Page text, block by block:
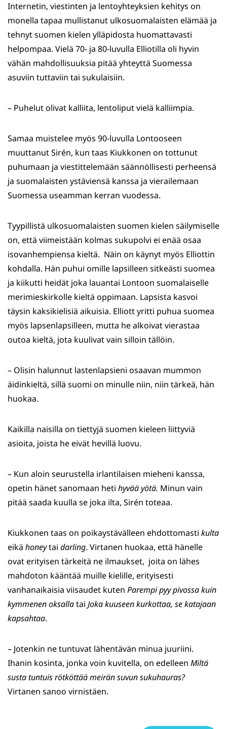
Internetin, viestinten ja lentoyhteyksien kehitys on
monella tapaa mullistanut ulkosuomalaisten elämää ja
tehnyt suomen kielen ylläpidosta huomattavasti
helpompaa. Vielä 70- ja 80-luvulla Elliotilla oli hyvin
vähän mahdollisuuksia pitää yhteyttä Suomessa
asuviin tuttaviin tai sukulaisiin.
– Puhelut olivat kalliita, lentoliput vielä kalliimpia.
Samaa muistelee myös 90-luvulla Lontooseen
muuttanut Sirén, kun taas Kiukkonen on tottunut
puhumaan ja viestittelemään säännöllisesti perheensä
ja suomalaisten ystäviensä kanssa ja vierailemaan
Suomessa useamman kerran vuodessa.
Tyypillistä ulkosuomalaisten suomen kielen säilymiselle
on, että viimeistään kolmas sukupolvi ei enää osaa
isovanhempiensa kieltä. Näin on käynyt myös Elliottin
kohdalla. Hän puhui omille lapsilleen sitkeästi suomea
ja kiikutti heidät joka lauantai Lontoon suomalaiselle
merimieskirkolle kieltä oppimaan. Lapsista kasvoi
täysin kaksikielisiä aikuisia. Elliott yritti puhua suomea
myös lapsenlapsilleen, mutta he alkoivat vierastaa
outoa kieltä, jota kuulivat vain silloin tällöin.
– Olisin halunnut lastenlapsieni osaavan mummon
äidinkieltä, sillä suomi on minulle niin, niin tärkeä, hän
huokaa.
Kaikilla naisilla on tiettyjä suomen kieleen liittyviä
asioita, joista he eivät hevillä luovu.
– Kun aloin seurustella irlantilaisen mieheni kanssa,
opetin hänet sanomaan heti hyvää yötä. Minun vain
pitää saada kuulla se joka ilta, Sirén toteaa.
Kiukkonen taas on poikaystävälleen ehdottomasti kulta
eikä honeytai darling. Virtanen huokaa, että hänelle
ovat erityisen tärkeitä ne ilmaukset, joita on lähes
mahdoton kääntää muille kielille, erityisesti
vanhanaikaisia viisaudet kuten Parempi pyy pivossa kuin
kymmenen oksallatai Joka kuuseen kurkottaa, se katajaan
kapsahtaa.
– Jotenkin ne tuntuvat lähentävän minua juuriini.
Ihanin kosinta, jonka voin kuvitella, on edelleen Miltä
susta tuntuis rötköttää meirän suvun sukuhauras?
Virtanen sanoo virnistäen.